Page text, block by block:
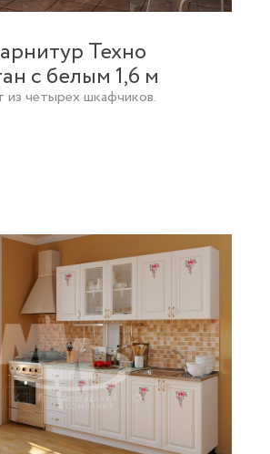
Техно
с белым 1,6 м
из четырех шкафчиков.